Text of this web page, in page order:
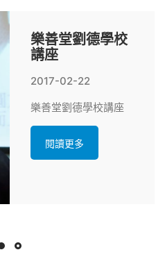
樂善堂劉德學校
講座
2017-02-22
樂善堂劉德學校講座
閱讀更多